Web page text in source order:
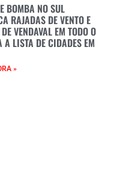
BOMBA NO SUL
RAJADAS DE VENTO E
VENDAVAL EM TODO O
A LISTA DE CIDADES EM
»